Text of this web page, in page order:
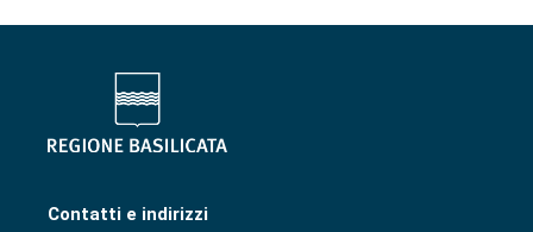
Contatti e indirizzi